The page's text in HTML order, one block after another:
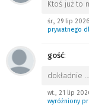
Ktoś już to
śr., 29 lip
prywatnego
gość:
dokładnie …
wt., 21 lip
wyróżniony